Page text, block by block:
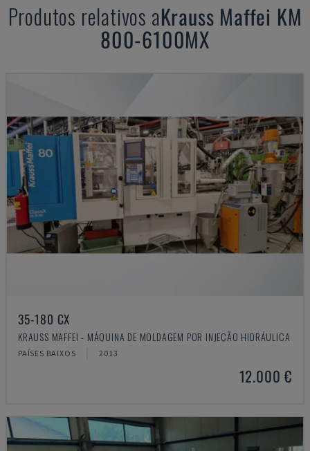
Produtos relativos aKrauss Maffei KM
800-6100MX
35-180 CX
KRAUSS MAFFEI - MÁQUINA DE MOLDAGEM POR INJEÇÃO HIDRÁULICA
PAÍSES BAIXOS 2013
12.000 €